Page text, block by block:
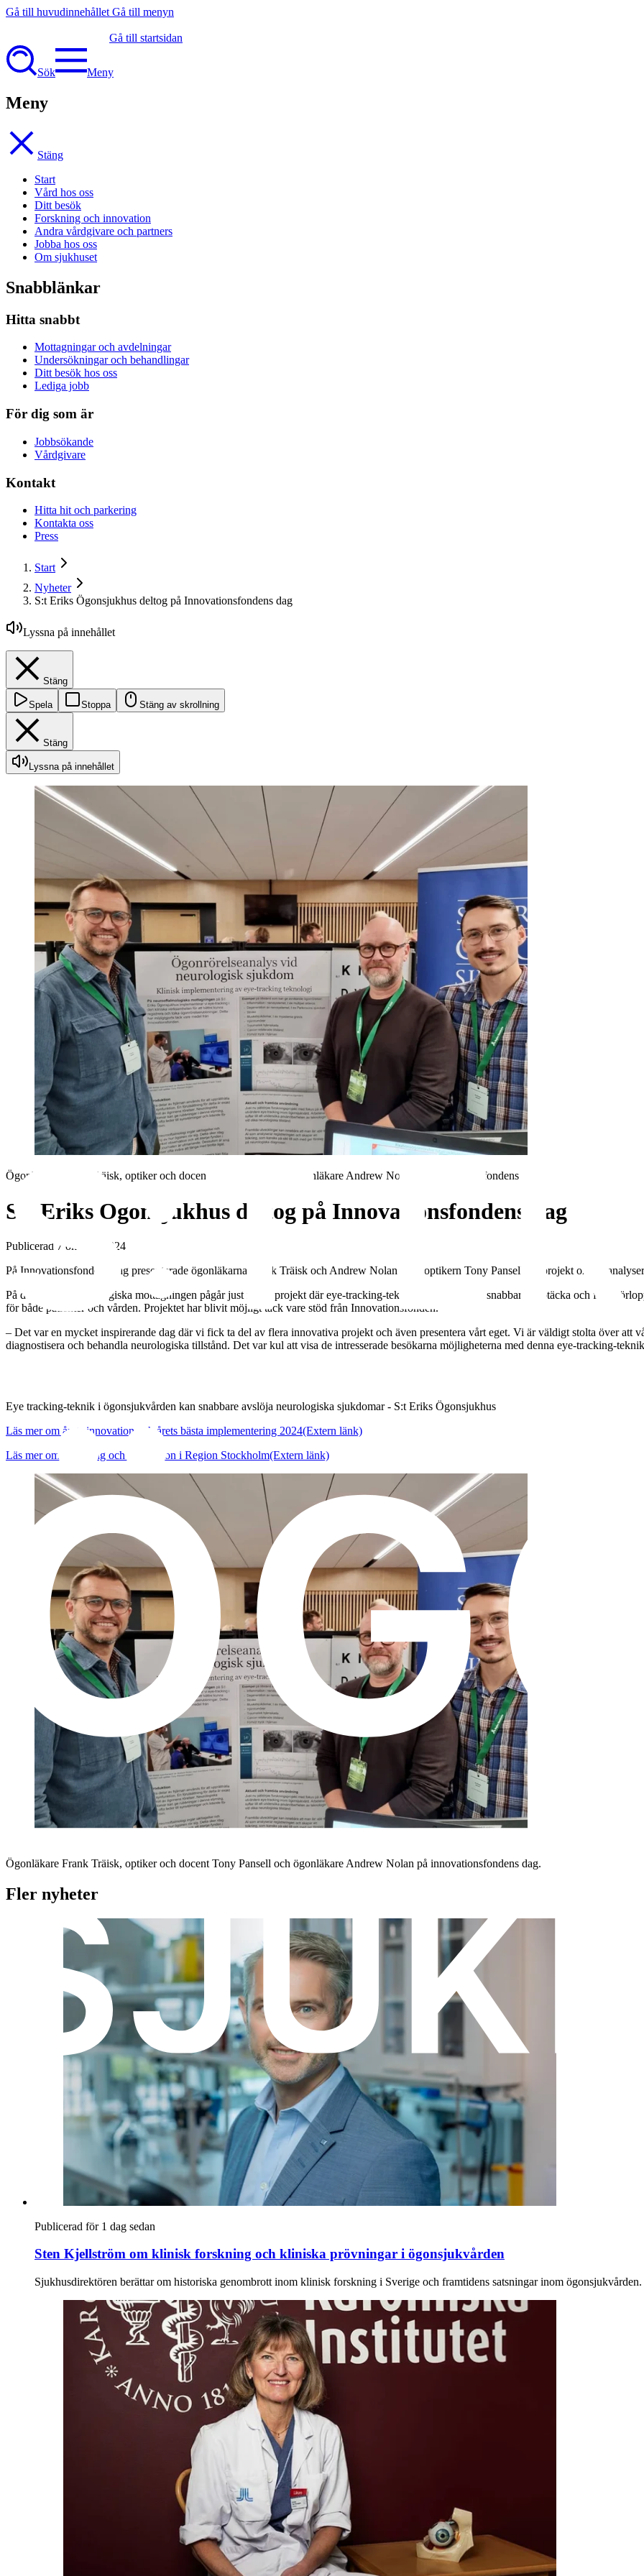
Gå till huvudinnehållet Gå till menyn
Gå till startsidan
Sök Meny
Meny
Stäng
Start
Vård hos oss
Ditt besök
Forskning och innovation
Andra vårdgivare och partners
Jobba hos oss
Om sjukhuset
Snabblänkar
Hitta snabbt
Mottagningar och avdelningar
Undersökningar och behandlingar
Ditt besök hos oss
Lediga jobb
För dig som är
Jobbsökande
Vårdgivare
Kontakt
Hitta hit och parkering
Kontakta oss
Press
Start
Nyheter
S:t Eriks Ögonsjukhus deltog på Innovationsfondens dag
Lyssna på innehållet
Stäng
Spela Stoppa Stäng av skrollning
Stäng
Lyssna på innehållet
Ögonläkare Frank Träisk, optiker och docent Tony Pansell och ögonläkare Andrew Nolan på innovationsfondens dag.
S:t Eriks Ögonsjukhus deltog på Innovationsfondens dag
Publicerad 7 oktober 2024
På Innovationsfondens dag presenterade ögonläkarna Frank Träisk och Andrew Nolan samt optikern Tony Pansell sitt projekt om att
På den neurooftalmologiska mottagningen pågår just nu ett projekt där eye-tracking-teknik används för att snabbare upptäcka och följa
för både patienter och vården. Projektet har blivit möjligt tack vare stöd från Innovationsfonden.
– Det var en mycket inspirerande dag där vi fick ta del av flera innovativa projekt och även presentera vårt eget. Vi är väldigt stolta över
diagnostisera och behandla neurologiska tillstånd. Det var kul att visa de intresserade besökarna möjligheterna med denna eye-tracking-
Eye tracking-teknik i ögonsjukvården kan snabbare avslöja neurologiska sjukdomar - S:t Eriks Ögonsjukhus
Läs mer om årets innovation och årets bästa implementering 2024(Extern länk)
Läs mer om forskning och innovation i Region Stockholm(Extern länk)
Ögonläkare Frank Träisk, optiker och docent Tony Pansell och ögonläkare Andrew Nolan på innovationsfondens dag.
Fler nyheter
Publicerad för 1 dag sedan
Sten Kjellström om klinisk forskning och kliniska prövningar i ögonsjukvården
Sjukhusdirektören berättar om historiska genombrott inom klinisk forskning i Sverige och framtidens satsningar inom ögonsjukvården.